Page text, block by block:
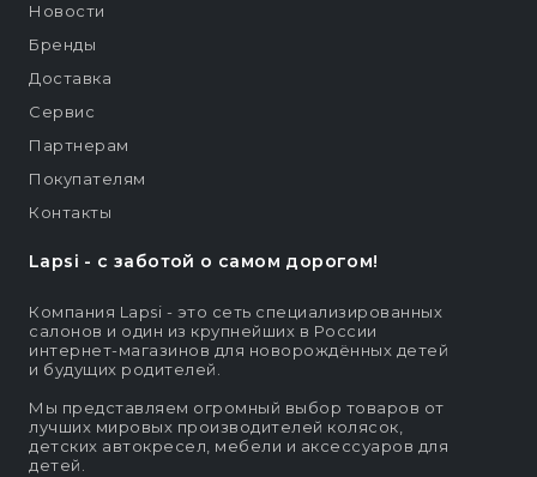
Lapsi - c заботой о самом дорогом!
Компания Lapsi - это сеть специализированных
салонов и один из крупнейших в России
интернет-магазинов для новорождённых детей
и будущих родителей.
Мы представляем огромный выбор товаров от
лучших мировых производителей колясок,
детских автокресел, мебели и аксессуаров для
детей.
Новости
Бренды
Доставка
Сервис
Партнерам
Покупателям
Контакты